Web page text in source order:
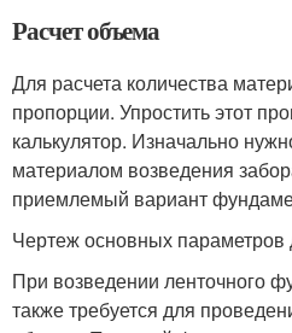
Расчет объема
Для расчета количества
пропорции. Упростить этот
калькулятор. Изначально
материалом возведения
приемлемый вариант
Чертеж основных параметров
При возведении ленточного
также требуется для